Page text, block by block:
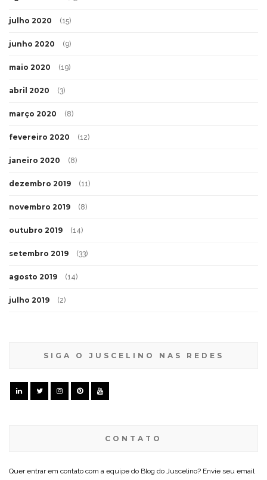
julho 2020 (15)
junho 2020 (9)
maio 2020 (19)
abril 2020 (3)
março 2020 (8)
fevereiro 2020 (12)
janeiro 2020 (8)
dezembro 2019 (11)
novembro 2019 (8)
outubro 2019 (14)
setembro 2019 (33)
agosto 2019 (14)
julho 2019 (2)
SIGA O JUSCELINO NAS REDES
CONTATO
Quer entrar em contato com a equipe do Blog do Juscelino? Envie seu email